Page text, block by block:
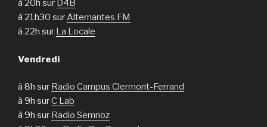
à 20h sur D4B
à 21h30 surAlternantes FM
à 22h sur La Locale
Vendredi
à 8h sur Radio Campus Clermont-Ferrand
à 9h surC Lab
à 9h sur Radio Semnoz